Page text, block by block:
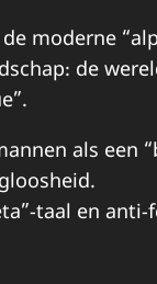
moderne
de
als
taal en